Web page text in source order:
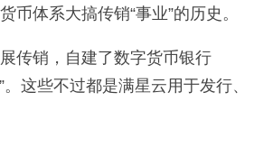
体系大搞传销“事业”的历史。
传销，自建了数字货币银行
这些不过都是满星云用于发行、